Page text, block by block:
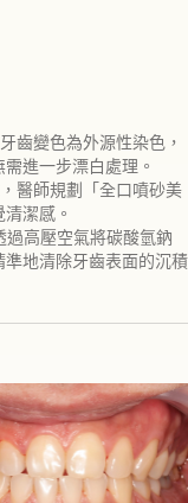
齒變色為外源性染色，
進一步漂白處理。
醫師規劃「全口噴砂美
潔感。
過高壓空氣將碳酸氫鈉
地清除牙齒表面的沉積